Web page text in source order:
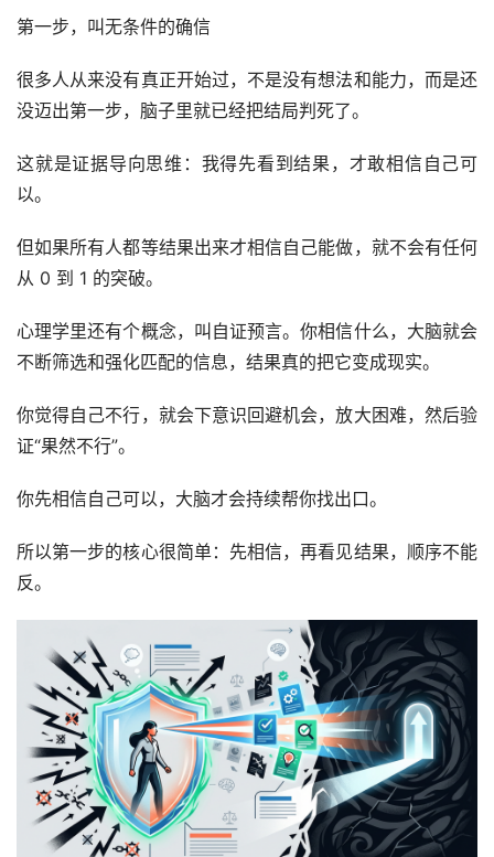
第一步，叫无条件的确信
很多人从来没有真正开始过，不是没有想法和能力，而是还
没迈出第一步，脑子里就已经把结局判死了。
这就是证据导向思维：我得先看到结果，才敢相信自己可
以。
但如果所有人都等结果出来才相信自己能做，就不会有任何
从 0 到 1 的突破。
心理学里还有个概念，叫自证预言。你相信什么，大脑就会
不断筛选和强化匹配的信息，结果真的把它变成现实。
你觉得自己不行，就会下意识回避机会，放大困难，然后验
证“果然不行”。
你先相信自己可以，大脑才会持续帮你找出口。
所以第一步的核心很简单：先相信，再看见结果，顺序不能
反。